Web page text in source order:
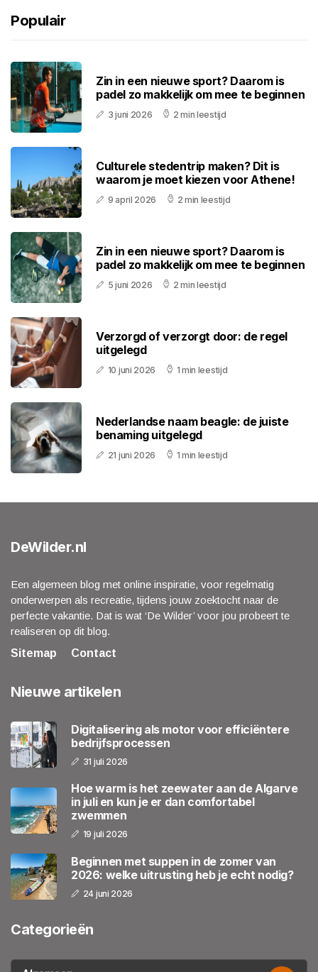
Populair
Zin in een nieuwe sport? Daarom is
padel zo makkelijk om mee te beginnen
3 juni 2026 2 min leestijd
Culturele stedentrip maken? Dit is
waarom je moet kiezen voor Athene!
9 april 2026 2 min leestijd
Zin in een nieuwe sport? Daarom is
padel zo makkelijk om mee te beginnen
5 juni 2026 2 min leestijd
Verzorgd of verzorgt door: de regel
uitgelegd
10 juni 2026 1 min leestijd
Nederlandse naam beagle: de juiste
benaming uitgelegd
21 juni 2026 1 min leestijd
DeWilder.nl
Een algemeen blog met online inspiratie, voor regelmatig
onderwerpen als recreatie, tijdens jouw zoektocht naar de
perfecte vakantie. Dat is wat ‘De Wilder’ voor jou probeert te
realiseren op dit blog.
Sitemap
Contact
Nieuwe artikelen
Digitalisering als motor voor efficiëntere
bedrijfsprocessen
31 juli 2026
Hoe warm is het zeewater aan de Algarve
in juli en kun je er dan comfortabel
zwemmen
19 juli 2026
Beginnen met suppen in de zomer van
2026: welke uitrusting heb je echt nodig?
24 juni 2026
Categorieën